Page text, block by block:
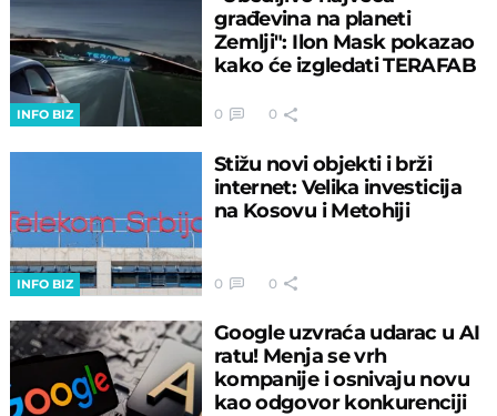
INFO BIZ
građevina na planeti
Zemlji": Ilon Mask pokazao
kako će izgledati TERAFAB
0 0
INFO BIZ
Stižu novi objekti i brži
internet: Velika investicija
na Kosovu i Metohiji
0 0
Google uzvraća udarac u AI
ratu! Menja se vrh
kompanije i osnivaju novu
kao odgovor konkurenciji